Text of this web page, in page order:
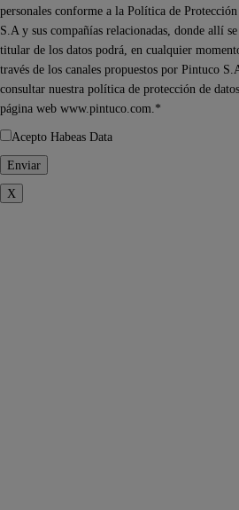
personales conforme a la Política de
S.A y sus compañías relacionadas, donde allí
titular de los datos podrá, en cualquier
través de los canales propuestos por Pintuco
consultar nuestra política de protección de
página web www.pintuco.com.*
Acepto Habeas Data
X